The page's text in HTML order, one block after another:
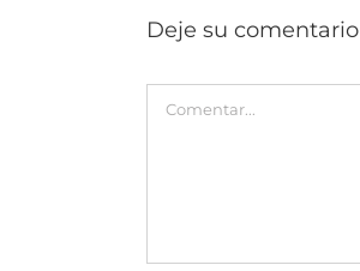
Deje su comentario